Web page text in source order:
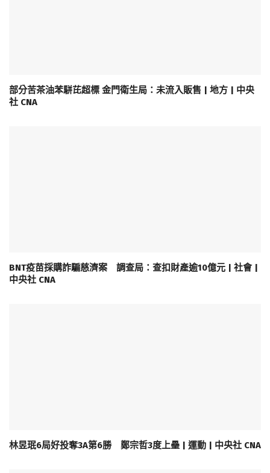
部分苦茶油苯駢芘超標 金門衛生局：未流入販售 | 地方 | 中央
社 CNA
BNT疫苗採購詐騙慈濟案 調查局：查扣財產逾10億元 | 社會 |
中央社 CNA
林昱珉6局好投奪3A第6勝 鄭宗哲3度上壘 | 運動 | 中央社 CNA